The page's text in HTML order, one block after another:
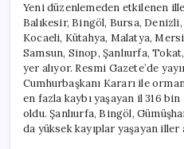
Yeni düzenlemeden etkilenen
Balıkesir, Bingöl, Bursa, Denizli,
Kocaeli, Kütahya, Malatya,
Samsun, Sinop, Şanlıurfa,
yer alıyor. Resmi Gazete’de
Cumhurbaşkanı Kararı ile
en fazla kaybı yaşayan il 316
oldu. Şanlıurfa, Bingöl,
da yüksek kayıplar yaşayan iller